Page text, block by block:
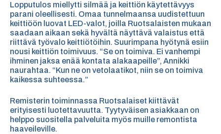
Lopputulos miellytti silmää ja keittiön käytettävyys
parani oleellisesti. Omaa tunnelmaansa uudistettuun
keittiöön luovat LED-valot, joilla Ruotsalaisten mukaan
saadaan aikaan sekä hyvältä näyttävä valaistus että
riittävä työvalo keittiötöihin. Suurimpana hyötynä esiin
nousi keittiön toimivuus. “Se on toimiva. Ei vanhempi
ihminen jaksa enää kontata alakaapeille”, Annikki
naurahtaa. “Kun ne on vetolaatikot, niin se on toimiva
kaikessa suhteessa.”
Remisterin toiminnassa Ruotsalaiset kiittävät
erityisesti luotettavuutta. Tyytyväisen asiakkaan on
helppo suositella palveluita myös muille remontista
haaveileville.